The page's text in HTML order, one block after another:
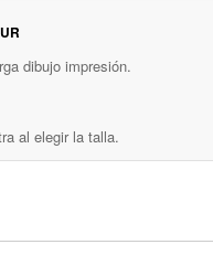
dibujo impresión.
al elegir la talla.